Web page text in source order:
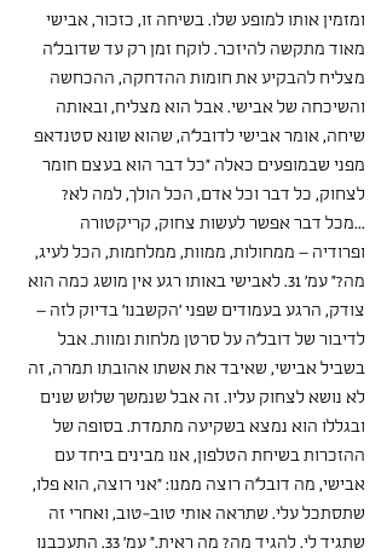
ומזמין אותו למופע שלו. בשיחה זו, כזכור, אבישי
מאוד מתקשה להיזכר. לוקח זמן רק עד שדובל'ה
מצליח להבקיע את חומות ההדחקה, ההכחשה
והשיכחה של אבישי. אבל הוא מצליח, ובאותה
שיחה, אומר אבישי לדובל'ה, שהוא שונא סטנדאפ
מפני שבמופעים כאלה "כל דבר הוא בעצם חומר
לצחוק, כל דבר וכל אדם, הכל הולך, למה לא?
...מכל דבר אפשר לעשות צחוק, קריקטורה
ופרודיה – ממחולות, ממוות, ממלחמות, הכל לעיג,
מה?" עמ' 31. לאבישי באותו רגע אין מושג כמה הוא
צודק, הרגע בעמודים שפני 'הקשבנו' בדיוק לזה –
לדיבור של דובל'ה על סרטן מלחות ומוות. אבל
בשביל אבישי, שאיבד את אשתו אהובתו תמרה, זה
לא נושא לצחוק עליו. זה אבל שנמשך שלוש שנים
ובגללו הוא נמצא בשקיעה מתמדת. בסופה של
ההזכרות בשיחת הטלפון, אנו מבינים ביחד עם
אבישי, מה דובל'ה רוצה ממנו: "אני רוצה, הוא פלו,
שתסתכל עלי. שתראה אותי טוב-טוב, ואחרי זה
שתגיד לי. להגיד מה? מה ראית." עמ' 33. התעכבנו